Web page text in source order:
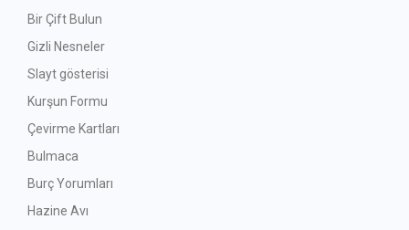
Bir Çift Bulun
Gizli Nesneler
Slayt gösterisi
Kurşun Formu
Çevirme Kartları
Bulmaca
Burç Yorumları
Hazine Avı